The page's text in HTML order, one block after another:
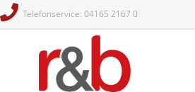
Zur Suche springen
Telefonservice: 04165 2167 0